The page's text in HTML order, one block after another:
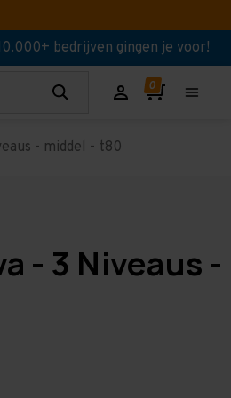
bedrijven gingen je voor!
- middel - t80
- 3 Niveaus -